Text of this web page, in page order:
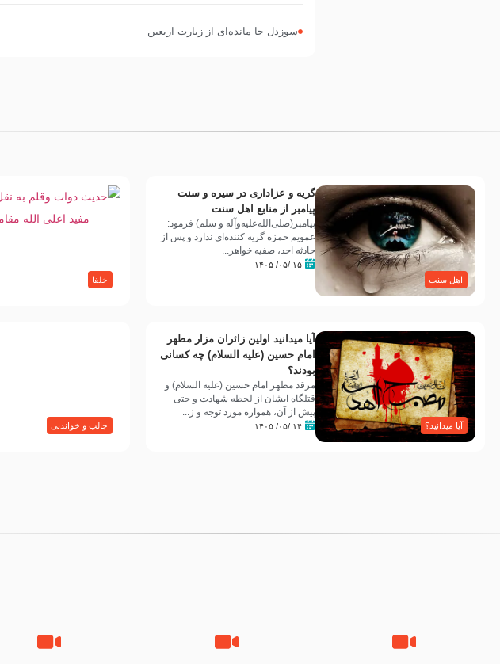
سوزدل جا مانده‌ای از زیارت اربعین
اهل سنت
گریه و عزاداری در سیره و سنت
پیامبر از منابع اهل سنت
پیامبر(صلی‌الله‌علیه‌وآله و سلم) فرمود:
عمویم حمزه گریه کننده‌ای ندارد و پس از
حادثه احد، صفیه خواهر...
۱۵ /۰۵/ ۱۴۰۵
خلفا
آیا میدانید؟
آیا میدانید اولین زائران مزار مطهر
امام حسین (علیه السلام) چه کسانی
بودند؟
مرقد مطهر امام حسین (علیه السلام) و
قتلگاه ایشان از لحظه شهادت و حتی
پیش از آن، همواره مورد توجه و ز...
۱۴ /۰۵/ ۱۴۰۵
جالب و خواندنی